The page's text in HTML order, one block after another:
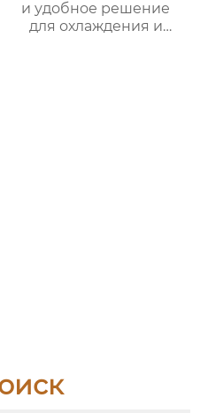
и удобное решение
для охлаждения и